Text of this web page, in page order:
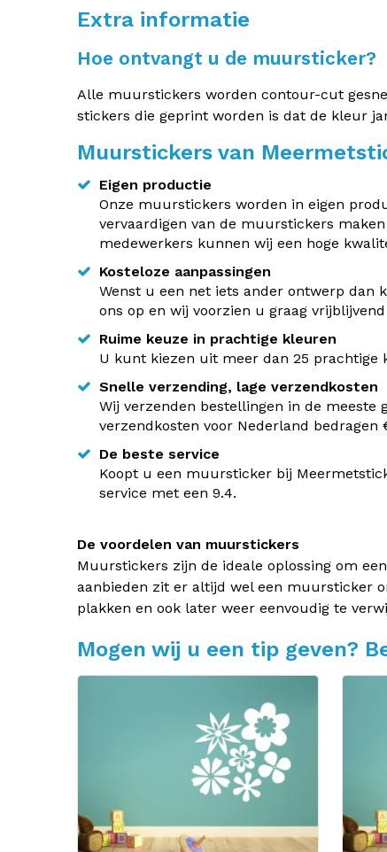
Extra informatie
Hoe ontvangt u de muursticker?
Alle muurstickers worden contour-cut
stickers die geprint worden is dat de kleur
Muurstickers van
Eigen productie
Onze muurstickers worden in eigen
vervaardigen van de muurstickers
medewerkers kunnen wij een hoge
Kosteloze aanpassingen
Wenst u een net iets ander ontwerp dan
ons op en wij voorzien u graag
Ruime keuze in prachtige kleuren
U kunt kiezen uit meer dan 25 prachtige
Snelle verzending, lage verzendkosten
Wij verzenden bestellingen in de meeste
verzendkosten voor Nederland bedragen
De beste service
Koopt u een muursticker bij
service met een 9.4.
De voordelen van muurstickers
Muurstickers zijn de ideale oplossing om
aanbieden zit er altijd wel een muursticker
plakken en ook later weer eenvoudig te
Mogen wij u een tip geven?